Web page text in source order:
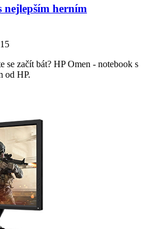
nejlepším herním
se začít bát? HP Omen - notebook s
od HP.